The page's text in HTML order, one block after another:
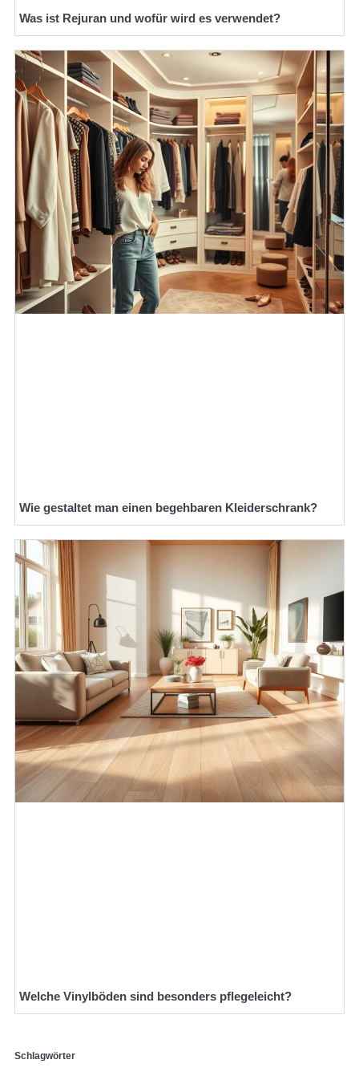
Was ist Rejuran und wofür wird es verwendet?
Wie gestaltet man einen begehbaren Kleiderschrank?
Welche Vinylböden sind besonders pflegeleicht?
Schlagwörter